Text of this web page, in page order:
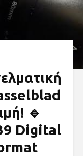
🔹
Digital